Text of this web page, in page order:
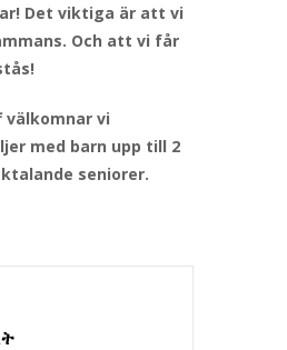
Det viktiga är att vi
Och att vi får
vi
med barn upp till 2
seniorer.